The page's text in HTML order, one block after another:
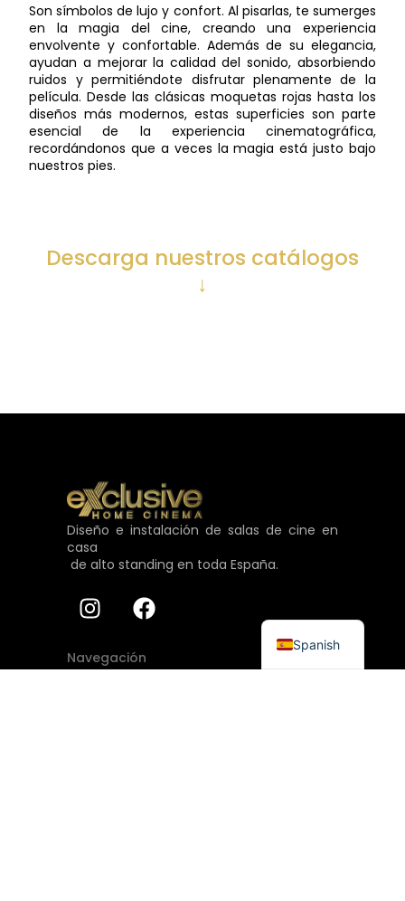
Son símbolos de lujo y confort. Al pisarlas, te sumerges
en la magia del cine, creando una experiencia
envolvente y confortable. Además de su elegancia,
ayudan a mejorar la calidad del sonido, absorbiendo
ruidos y permitiéndote disfrutar plenamente de la
película. Desde las clásicas moquetas rojas hasta los
diseños más modernos, estas superficies son parte
esencial de la experiencia cinematográfica,
recordándonos que a veces la magia está justo bajo
nuestros pies.
Descarga nuestros catálogos
↓
Diseño e instalación de salas de cine en
casa
de alto standing en toda España.
Navegación
Spanish